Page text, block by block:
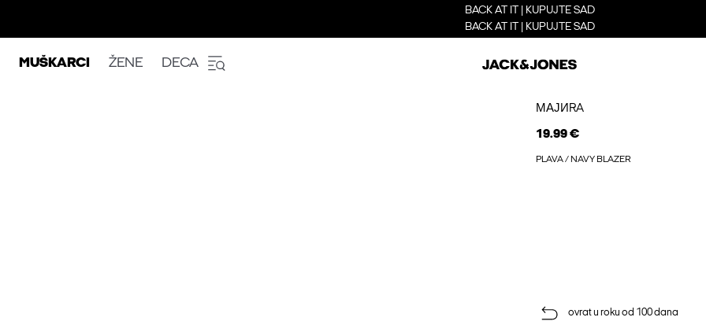
BACK AT IT | KUPUJTE SAD
BACK AT IT | KUPUJTE SAD
MUŠKARCI ŽENE DECA
МАЈИRA
19.99 €
PLAVA / NAVY BLAZER
ovrat u roku od 100 dana